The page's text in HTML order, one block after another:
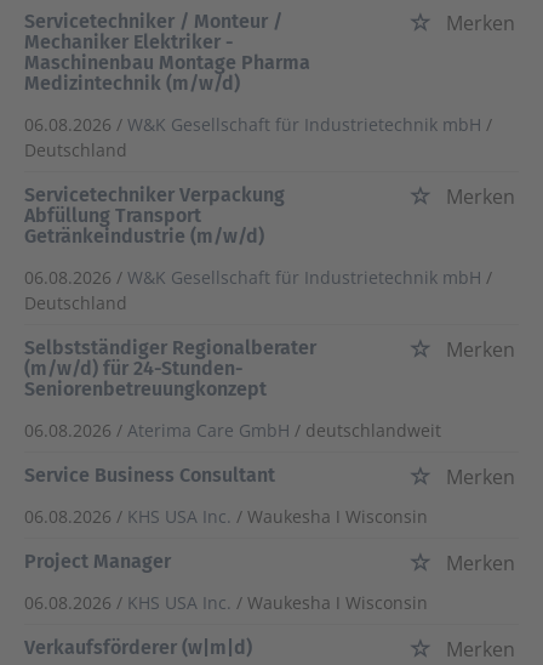
Servicetechniker / Monteur /
Mechaniker Elektriker -
Maschinenbau Montage Pharma
Medizintechnik (m/w/d)
Merken
06.08.2026 / W&K Gesellschaft für Industrietechnik mbH /
Deutschland
Servicetechniker Verpackung
Abfüllung Transport
Getränkeindustrie (m/w/d)
Merken
06.08.2026 / W&K Gesellschaft für Industrietechnik mbH /
Deutschland
Selbstständiger Regionalberater
(m/w/d) für 24-Stunden-
Seniorenbetreuungkonzept
Merken
06.08.2026 / Aterima Care GmbH / deutschlandweit
Service Business Consultant
Merken
06.08.2026 / KHS USA Inc. / Waukesha ǀ Wisconsin
Project Manager
Merken
06.08.2026 / KHS USA Inc. / Waukesha ǀ Wisconsin
Verkaufsförderer (w|m|d)
Merken